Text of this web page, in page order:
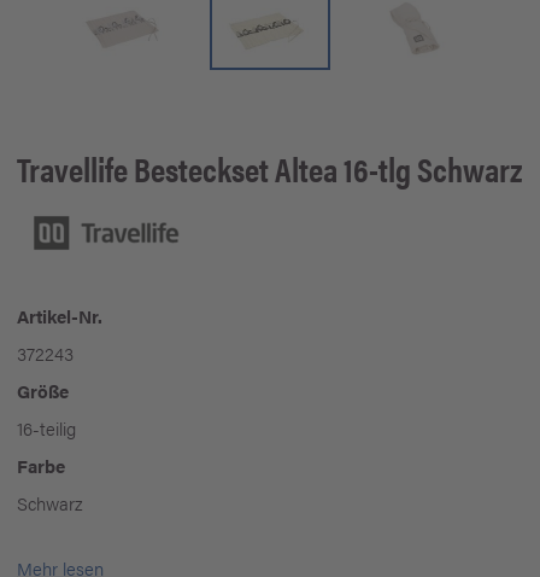
TravellifeBesteckset Altea 16-tlg Schwarz
Artikel-Nr.
372243
Größe
16-teilig
Farbe
Schwarz
Mehr lesen